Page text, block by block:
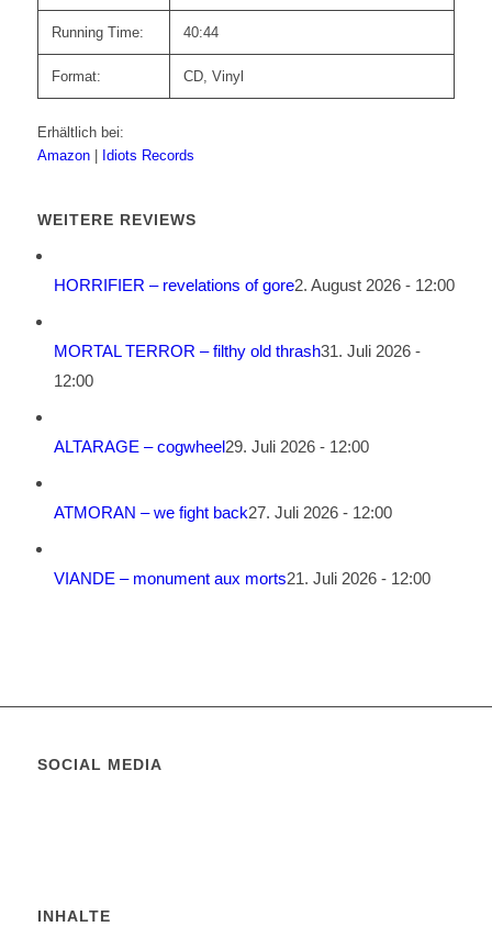
Running Time: 40:44
Format: CD, Vinyl
Erhältlich bei:
Amazon
Idiots Records
WEITERE REVIEWS
HORRIFIER – revelations of gore2. August 2026 - 12:00
MORTAL TERROR – filthy old thrash31. Juli 2026 -
12:00
ALTARAGE – cogwheel29. Juli 2026 - 12:00
ATMORAN – we fight back27. Juli 2026 - 12:00
VIANDE – monument aux morts21. Juli 2026 - 12:00
SOCIAL MEDIA
INHALTE